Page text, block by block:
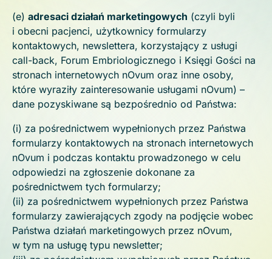
(e) adresaci działań marketingowych (czyli byli
i obecni pacjenci, użytkownicy formularzy
kontaktowych, newslettera, korzystający z usługi
call-back, Forum Embriologicznego i Księgi Gości na
stronach internetowych nOvum oraz inne osoby,
które wyraziły zainteresowanie usługami nOvum) –
dane pozyskiwane są bezpośrednio od Państwa:
(i) za pośrednictwem wypełnionych przez Państwa
formularzy kontaktowych na stronach internetowych
nOvum i podczas kontaktu prowadzonego w celu
odpowiedzi na zgłoszenie dokonane za
pośrednictwem tych formularzy;
(ii) za pośrednictwem wypełnionych przez Państwa
formularzy zawierających zgody na podjęcie wobec
Państwa działań marketingowych przez nOvum,
w tym na usługę typu newsletter;